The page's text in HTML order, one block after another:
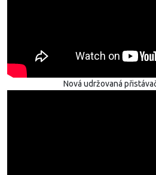
Nová udržovaná